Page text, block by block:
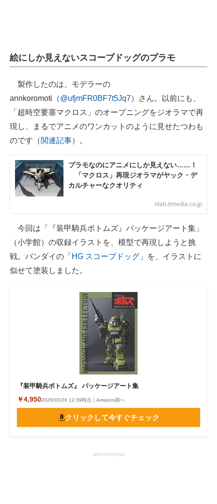
IT製品の技術・比較・事例
製造業のIT導入・活用を支援
モノづくり技術者専門サイト
エレクトロニクス専門サイト
電子設計の基本と応用
エネルギーの専門メディア
建設×テクノロジーの最前線
絵にしか見えないスコープドッグのプラモ
製作したのは、モデラーの
annkoromoti（@ufjmFR0BF7t5Jq7）さん。以前にも、
「超時空要塞マクロス」のオープニングをジオラマで再
現し、まるでアニメのワンカットのように見せたつわも
のです（関連記事）。
プラモなのにアニメにしか見えない……！
「マクロス」再現ジオラマがヤック・デ
カルチャーなクオリティ
nlab.itmedia.co.jp
今回は「『装甲騎兵ボトムズ』パッケージアート集」
（小学館）の収録イラストを、模型で再現しようと挑
戦。バンダイの「 HG スコープドッグ 」を、イラストに
似せて塗装しました。
『装甲騎兵ボトムズ』 パッケージアート集
￥4,9502026/03/26 12:39時点｜Amazon調べ
クリックして今すぐチェック
advertisement